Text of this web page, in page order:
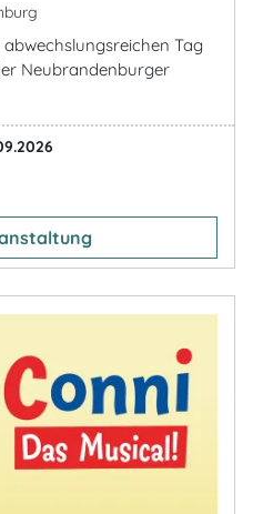
Tag
Neubrandenburger